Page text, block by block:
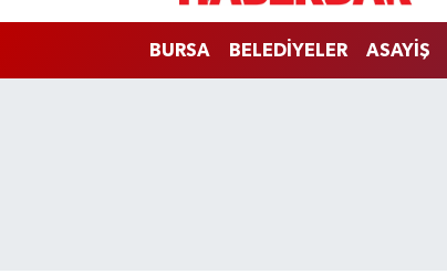
BURSA BELEDİYELER ASAYİŞ
Tüm Manşetler